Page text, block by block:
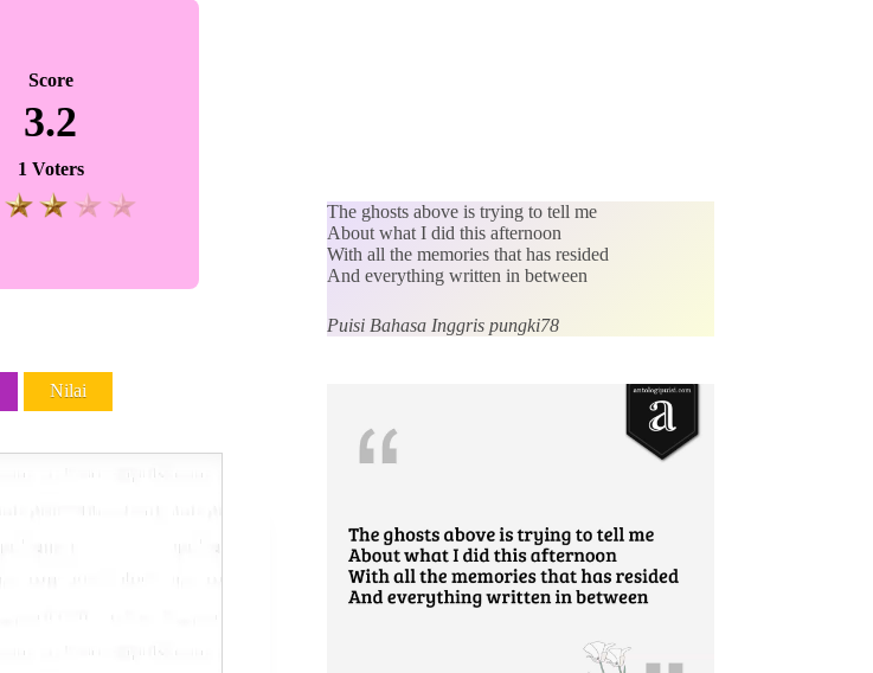
Score
3.2
1 Voters
Nilai
The ghosts above is trying to tell me
About what I did this afternoon
With all the memories that has resided
And everything written in between
Puisi Bahasa Inggris pungki78